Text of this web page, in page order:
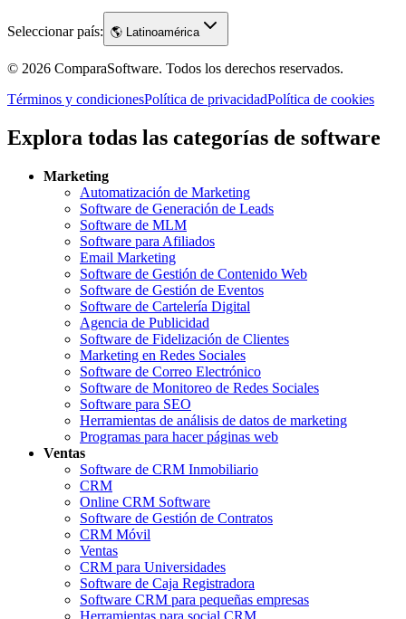
Seleccionar país: 🌎 Latinoamérica
© 2026 ComparaSoftware. Todos los derechos reservados.
Términos y condicionesPolítica de privacidadPolítica de cookies
Explora todas las categorías de software
Marketing
Automatización de Marketing
Software de Generación de Leads
Software de MLM
Software para Afiliados
Email Marketing
Software de Gestión de Contenido Web
Software de Gestión de Eventos
Software de Cartelería Digital
Agencia de Publicidad
Software de Fidelización de Clientes
Marketing en Redes Sociales
Software de Correo Electrónico
Software de Monitoreo de Redes Sociales
Software para SEO
Herramientas de análisis de datos de marketing
Programas para hacer páginas web
Ventas
Software de CRM Inmobiliario
CRM
Online CRM Software
Software de Gestión de Contratos
CRM Móvil
Ventas
CRM para Universidades
Software de Caja Registradora
Software CRM para pequeñas empresas
Herramientas para social CRM